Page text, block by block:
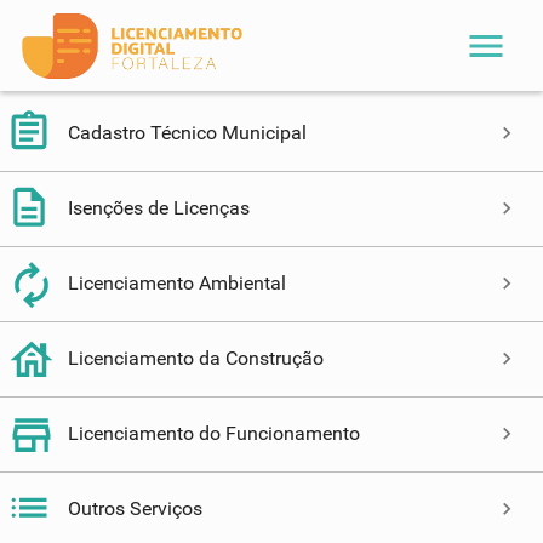
menu
Cadastro Técnico Municipal
Isenções de Licenças
Licenciamento Ambiental
Licenciamento da Construção
Licenciamento do Funcionamento
Outros Serviços